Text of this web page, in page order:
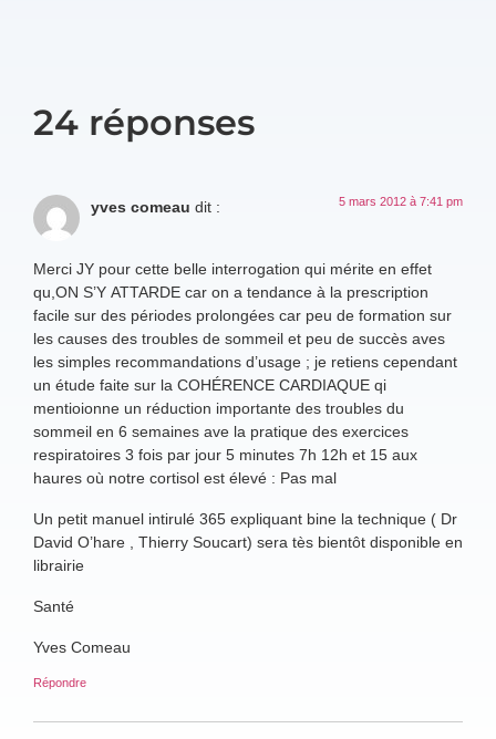
24 réponses
yves comeau dit : 5 mars 2012 à 7:41 pm
Merci JY pour cette belle interrogation qui mérite en effet
qu,ON S’Y ATTARDE car on a tendance à la prescription
facile sur des périodes prolongées car peu de formation sur
les causes des troubles de sommeil et peu de succès aves
les simples recommandations d’usage ; je retiens cependant
un étude faite sur la COHÉRENCE CARDIAQUE qi
mentioionne un réduction importante des troubles du
sommeil en 6 semaines ave la pratique des exercices
respiratoires 3 fois par jour 5 minutes 7h 12h et 15 aux
haures où notre cortisol est élevé : Pas mal
Un petit manuel intirulé 365 expliquant bine la technique ( Dr
David O’hare , Thierry Soucart) sera tès bientôt disponible en
librairie
Santé
Yves Comeau
Répondre